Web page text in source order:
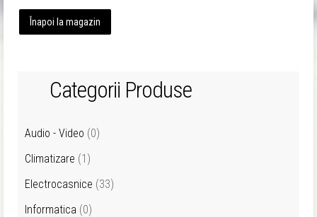
Înapoi la magazin
Categorii Produse
Audio - Video (0)
Climatizare (1)
Electrocasnice (33)
Informatica (0)